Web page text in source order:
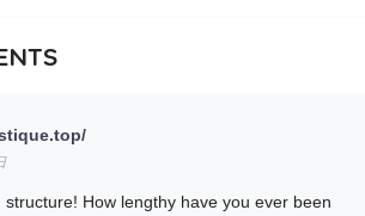
structure! How lengthy have you ever been